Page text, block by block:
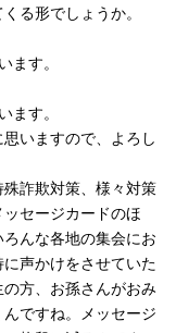
る形でしょうか。
ます。
ます。
いますので、よろし
詐欺対策、様々対策
セージカードのほ
んな各地の集会にお
声かけをさせていた
方、お孫さんがおみ
ですね。メッセージ